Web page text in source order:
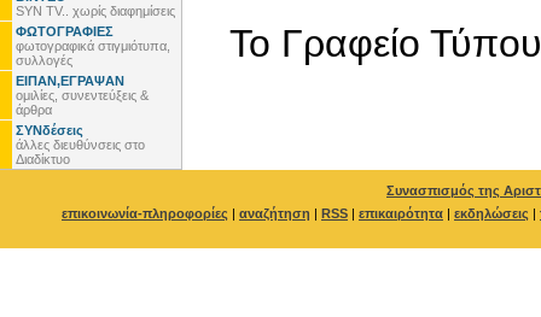
SYN TV.. χωρίς διαφημίσεις
ΦΩΤΟΓΡΑΦΙΕΣ
φωτογραφικά στιγμιότυπα,
συλλογές
ΕΙΠΑΝ,ΕΓΡΑΨΑΝ
ομιλίες, συνεντεύξεις &
άρθρα
ΣΥΝδέσεις
άλλες διευθύνσεις στο
Διαδίκτυο
To Γραφείο Τύπου
Συνασπισμός της
επικοινωνία-πληροφορίες | αναζήτηση | RSS | επικαιρότητα | εκδηλώσεις |